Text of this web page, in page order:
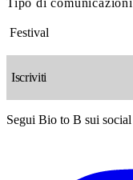
Segui Bio to B sui social